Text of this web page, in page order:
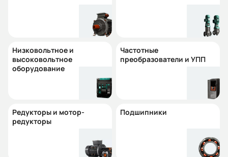
Низковольтное и
высоковольтное
оборудование
Частотные
преобразователи и УПП
Редукторы и мотор-
редукторы
Подшипники